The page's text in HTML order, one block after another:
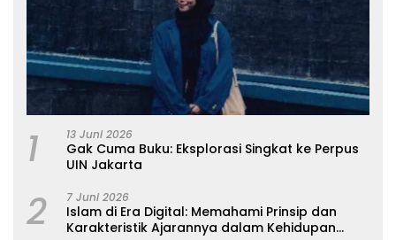
1 13 Juni 2026
Gak Cuma Buku: Eksplorasi Singkat ke Perpus
UIN Jakarta
2 7 Juni 2026
Islam di Era Digital: Memahami Prinsip dan
Karakteristik Ajarannya dalam Kehidupan